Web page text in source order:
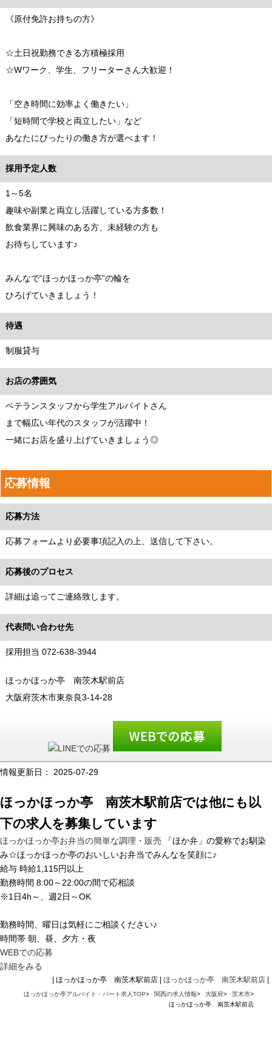
《原付免許お持ちの方》
☆土日祝勤務できる方積極採用
☆Wワーク、学生、フリーターさん大歓迎！
「空き時間に効率よく働きたい」
「短時間で学校と両立したい」など
あなたにぴったりの働き方が選べます！
採用予定人数
1～5名
趣味や副業と両立し活躍している方多数！
飲食業界に興味のある方、未経験の方も
お待ちしています♪
みんなで“ほっかほっか亭”の輪を
ひろげていきましょう！
待遇
制服貸与
お店の雰囲気
ベテランスタッフから学生アルバイトさん
まで幅広い年代のスタッフが活躍中！
一緒にお店を盛り上げていきましょう◎
応募情報
応募方法
応募フォームより必要事項記入の上、送信して下さい。
応募後のプロセス
詳細は追ってご連絡致します。
代表問い合わせ先
採用担当 072-638-3944
ほっかほっか亭 南茨木駅前店
大阪府茨木市東奈良3-14-28
情報更新日： 2025-07-29
ほっかほっか亭 南茨木駅前店では他にも以
下の求人を募集しています
ほっかほっか亭お弁当の簡単な調理・販売
「ほか弁」の愛称でお馴染
み☆ほっかほっか亭のおいしいお弁当でみんなを笑顔に♪
給与 時給1,115円以上
勤務時間 8:00～22:00の間で応相談
※1日4h～、週2日～OK
勤務時間、曜日は気軽にご相談ください♪
時間帯 朝、昼、夕方・夜
WEBでの応募
詳細をみる
| ほっかほっか亭 南茨木駅前店 | ほっかほっか亭 南茨木駅前店
ほっかほっか亭アルバイト・パート求人TOP> 関西の求人情報> 大阪府> 茨木市>
ほっかほっか亭 南茨木駅前店